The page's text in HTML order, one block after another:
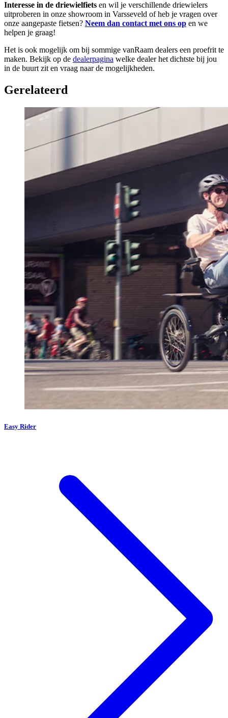
Interesse in de driewielfiets en wil je verschillende driewielers
uitproberen in onze showroom in Varsseveld of heb je vragen over
onze aangepaste fietsen? Neem dan contact met ons op en we
helpen je graag!
Het is ook mogelijk om bij sommige vanRaam dealers een proefrit te
maken. Bekijk op de dealerpagina welke dealer het dichtste bij jou
in de buurt zit en vraag naar de mogelijkheden.
Gerelateerd
Easy Rider